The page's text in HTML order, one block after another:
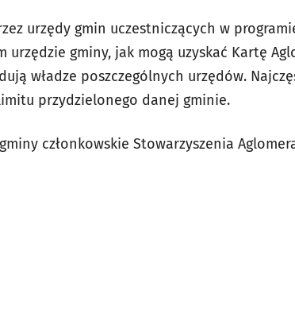
urzędy gmin uczestniczących w
gminy, jak mogą uzyskać Kartę
władze poszczególnych urzędów.
przydzielonego danej gminie.
członkowskie Stowarzyszenia